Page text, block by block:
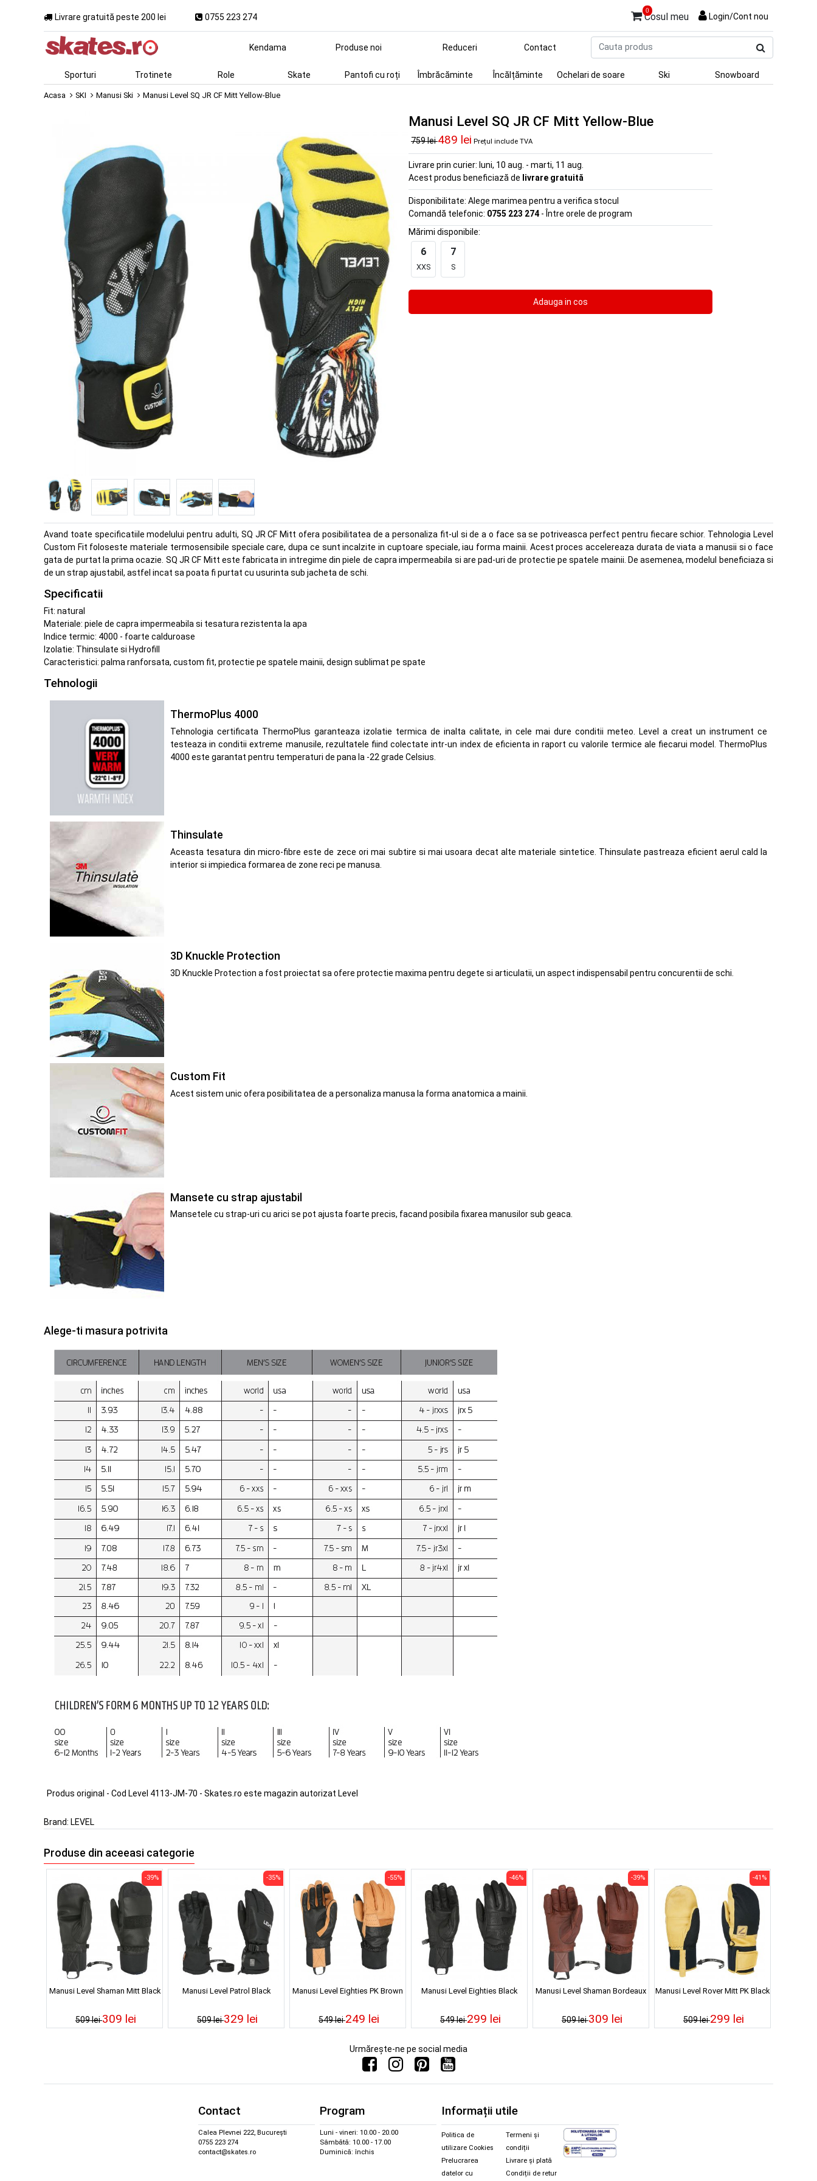
Livrare gratuită peste 200 lei 0755 223 274
0
Cosul meu Login/Cont nou
produs
Kendama Produse noi Reduceri Contact
Sporturi Trotinete Role Skate Pantofi cu roți Îmbrăcăminte Încălțăminte Ochelari de soare Ski Snowboard
Acasa SKI Manusi Ski Manusi Level SQ JR CF Mitt Yellow-Blue
Manusi Level SQ JR CF Mitt Yellow-Blue
759 lei489 lei Prețul include TVA
Livrare prin curier: luni, 10 aug. - marti, 11 aug.
Acest produs beneficiază de livrare gratuită
Disponibilitate: Alege marimea pentru a verifica stocul
Comandă telefonic: 0755 223 274 - Între orele de program
Mărimi disponibile:
6
XXS
7
S
Avand toate specificatiile modelului pentru adulti, SQ JR CF Mitt ofera posibilitatea de a personaliza fit-ul si de a o face sa se potriveasca perfect pentru fiecare schior. Tehnologia Level
Custom Fit foloseste materiale termosensibile speciale care, dupa ce sunt incalzite in cuptoare speciale, iau forma mainii. Acest proces accelereaza durata de viata a manusii si o face
gata de purtat la prima ocazie. SQ JR CF Mitt este fabricata in intregime din piele de capra impermeabila si are pad-uri de protectie pe spatele mainii. De asemenea, modelul beneficiaza si
de un strap ajustabil, astfel incat sa poata fi purtat cu usurinta sub jacheta de schi.
Specificatii
Fit: natural
Materiale: piele de capra impermeabila si tesatura rezistenta la apa
Indice termic: 4000 - foarte calduroase
Izolatie: Thinsulate si Hydrofill
Caracteristici: palma ranforsata, custom fit, protectie pe spatele mainii, design sublimat pe spate
Tehnologii
ThermoPlus 4000
Tehnologia certificata ThermoPlus garanteaza izolatie termica de inalta calitate, in cele mai dure conditii meteo. Level a creat un instrument ce
testeaza in conditii extreme manusile, rezultatele fiind colectate intr-un index de eficienta in raport cu valorile termice ale fiecarui model. ThermoPlus
4000 este garantat pentru temperaturi de pana la -22 grade Celsius.
Thinsulate
Aceasta tesatura din micro-fibre este de zece ori mai subtire si mai usoara decat alte materiale sintetice. Thinsulate pastreaza eficient aerul cald la
interior si impiedica formarea de zone reci pe manusa.
3D Knuckle Protection
3D Knuckle Protection a fost proiectat sa ofere protectie maxima pentru degete si articulatii, un aspect indispensabil pentru concurentii de schi.
Custom Fit
Acest sistem unic ofera posibilitatea de a personaliza manusa la forma anatomica a mainii.
Mansete cu strap ajustabil
Mansetele cu strap-uri cu arici se pot ajusta foarte precis, facand posibila fixarea manusilor sub geaca.
Alege-ti masura potrivita
Produs original - Cod Level 4113-JM-70 - Skates.ro este magazin autorizat Level
Brand: LEVEL
Produse din aceeasi categorie
Manusi Level Shaman Mitt Black
509 lei
-39%
309 lei
Manusi Level Patrol Black
509 lei
-35%
329 lei
Manusi Level Eighties PK Brown
549 lei
-55%
249 lei
Manusi Level Eighties Black
549 lei
-46%
299 lei
Manusi Level Shaman Bordeaux
509 lei
-39%
309 lei
Manusi Level Rover Mitt PK Black
509 lei
-41%
299 lei
Urmărește-ne pe social media
Contact
Calea Plevnei 222, București
0755 223 274
contact@skates.ro
Program
Luni - vineri: 10.00 - 20.00
Sâmbătă: 10.00 - 17.00
Duminică: închis
Informații utile
Politica de
utilizare Cookies
Prelucrarea
datelor cu
Termeni și
condiții
Livrare și plată
Condiții de retur